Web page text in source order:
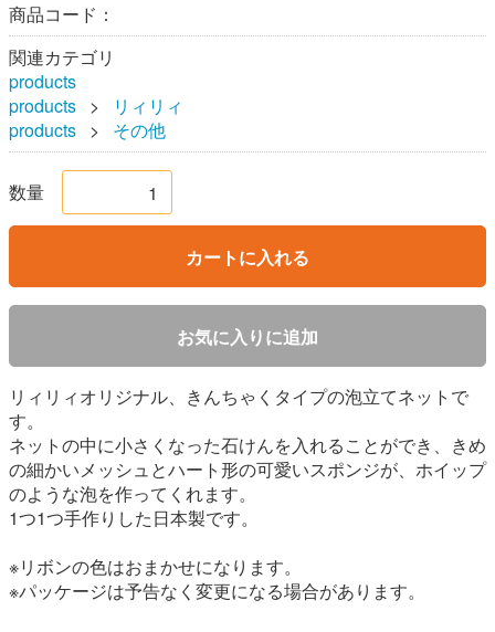
商品コード：
関連カテゴリ
products
products
リィリィ
products
その他
数量
カートに入れる
お気に入りに追加
リィリィオリジナル、きんちゃくタイプの泡立てネットで
す。
ネットの中に小さくなった石けんを入れることができ、きめ
の細かいメッシュとハート形の可愛いスポンジが、ホイップ
のような泡を作ってくれます。
1つ1つ手作りした日本製です。
※リボンの色はおまかせになります。
※パッケージは予告なく変更になる場合があります。